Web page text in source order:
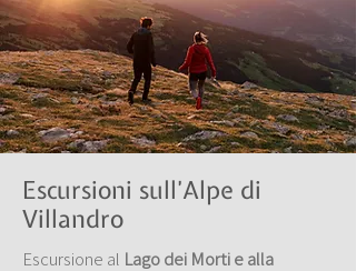
Escursioni sull’Alpe di
Villandro
Escursione al Lago dei Morti e alla